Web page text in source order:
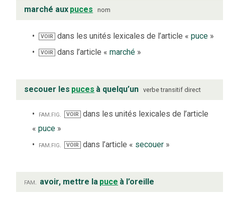
marché aux puces nom
VOIR dans les unités lexicales de l’article «puce »
VOIR dans l’article «marché »
secouer les puces à quelqu’un verbe transitif direct
fam.fig. VOIR dans les unités lexicales de l’article
« puce »
fam. fig. VOIR dans l’article « secouer»
fam. avoir, mettre la puce à l’oreille